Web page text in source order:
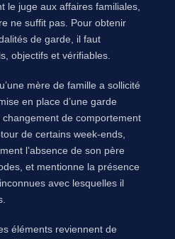
le juge aux affaires familiales,
ne suffit pas. Pour obtenir
de garde, il faut
objectifs et vérifiables.
mère de famille a sollicité
en place d’une garde
de comportement
de certains week-ends,
l’absence de son père
et mentionne la présence
avec lesquelles il
éléments reviennent de